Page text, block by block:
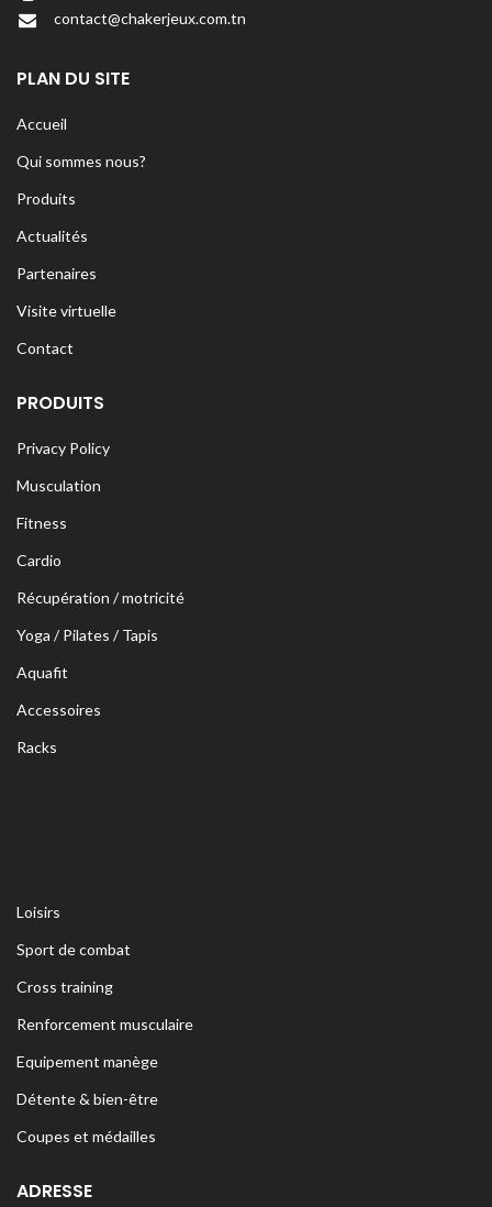
contact@chakerjeux.com.tn
PLAN DU SITE
Accueil
Qui sommes nous?
Produits
Actualités
Partenaires
Visite virtuelle
Contact
PRODUITS
Privacy Policy
Musculation
Fitness
Cardio
Récupération / motricité
Yoga / Pilates / Tapis
Aquafit
Accessoires
Racks
Loisirs
Sport de combat
Cross training
Renforcement musculaire
Equipement manège
Détente & bien-être
Coupes et médailles
ADRESSE